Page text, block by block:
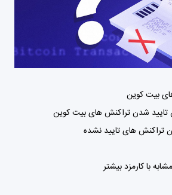
بیت کوین
تایید شدن تراکنش های بیت کوین
تراکنش های تایید نشده
با کارمزد بیشتر